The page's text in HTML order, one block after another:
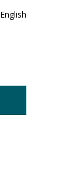
English